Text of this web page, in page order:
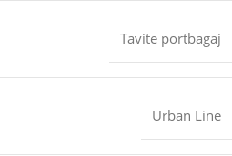
Tavite portbagaj
Urban Line